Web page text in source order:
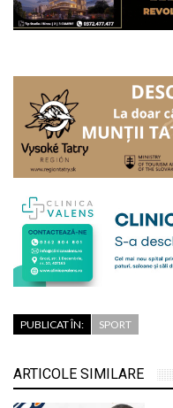
PUBLICAT ÎN: SPORT
ARTICOLE SIMILARE